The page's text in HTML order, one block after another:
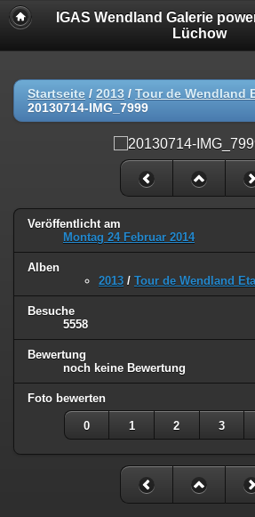
IGAS Wendland Galerie
Lüchow
Startseite / 2013 / Tour de Wendland
20130714-IMG_7999
Veröffentlicht am
Montag 24 Februar 2014
Alben
2013 / Tour de Wendland
Besuche
5558
Bewertung
noch keine Bewertung
Foto bewerten
0 1 2 3